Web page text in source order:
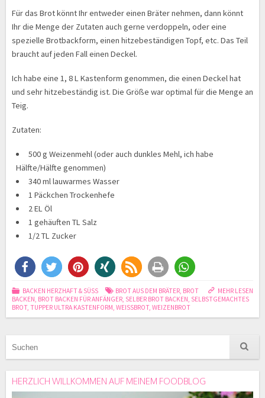
Für das Brot könnt Ihr entweder einen Bräter nehmen, dann könnt
Ihr die Menge der Zutaten auch gerne verdoppeln, oder eine
spezielle Brotbackform, einen hitzebeständigen Topf, etc. Das Teil
braucht auf jeden Fall einen Deckel.
Ich habe eine 1, 8 L Kastenform genommen, die einen Deckel hat
und sehr hitzebeständig ist. Die Größe war optimal für die Menge an
Teig.
Zutaten:
500 g Weizenmehl (oder auch dunkles Mehl, ich habe
Hälfte/Hälfte genommen)
340 ml lauwarmes Wasser
1 Päckchen Trockenhefe
2 EL Öl
1 gehäuften TL Salz
1/2 TL Zucker
MEHR LESEN
BACKEN HERZHAFT & SÜSS BROT AUS DEM BRÄTER, BROT
BACKEN, BROT BACKEN FÜR ANFÄNGER, SELBER BROT BACKEN, SELBSTGEMACHTES
BROT, TUPPER ULTRA KASTENFORM, WEISSBROT, WEIZENBROT
HERZLICH WILLKOMMEN AUF MEINEM FOODBLOG